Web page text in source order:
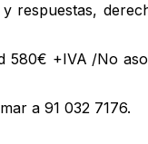
respuestas,
580€ +IVA /No
a 91 032 7176.